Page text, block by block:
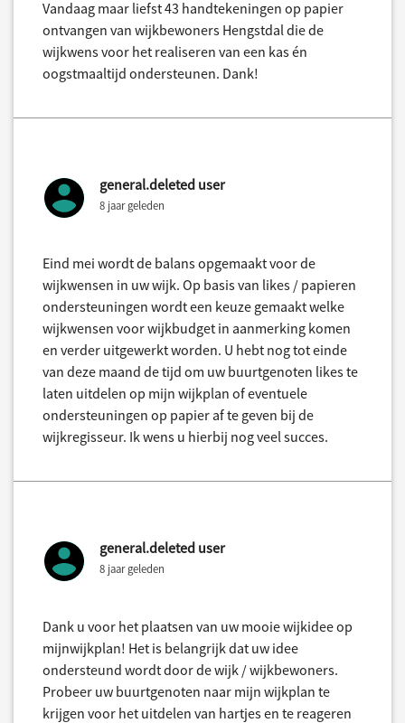
Vandaag maar liefst 43 handtekeningen op papier
ontvangen van wijkbewoners Hengstdal die de
wijkwens voor het realiseren van een kas én
oogstmaaltijd ondersteunen. Dank!
general.deleted user
8 jaar geleden
Eind mei wordt de balans opgemaakt voor de
wijkwensen in uw wijk. Op basis van likes / papieren
ondersteuningen wordt een keuze gemaakt welke
wijkwensen voor wijkbudget in aanmerking komen
en verder uitgewerkt worden. U hebt nog tot einde
van deze maand de tijd om uw buurtgenoten likes te
laten uitdelen op mijn wijkplan of eventuele
ondersteuningen op papier af te geven bij de
wijkregisseur. Ik wens u hierbij nog veel succes.
general.deleted user
8 jaar geleden
Dank u voor het plaatsen van uw mooie wijkidee op
mijnwijkplan! Het is belangrijk dat uw idee
ondersteund wordt door de wijk / wijkbewoners.
Probeer uw buurtgenoten naar mijn wijkplan te
krijgen voor het uitdelen van hartjes en te reageren